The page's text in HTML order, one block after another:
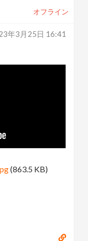
オフライン
年3月25日 16:41
(863.5 KB)